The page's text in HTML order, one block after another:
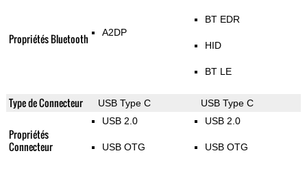
Propriétés Bluetooth A2DP
BT EDR
HID
BT LE
Type de Connecteur USB Type C USB Type C
Propriétés
Connecteur
USB 2.0
USB OTG
USB 2.0
USB OTG